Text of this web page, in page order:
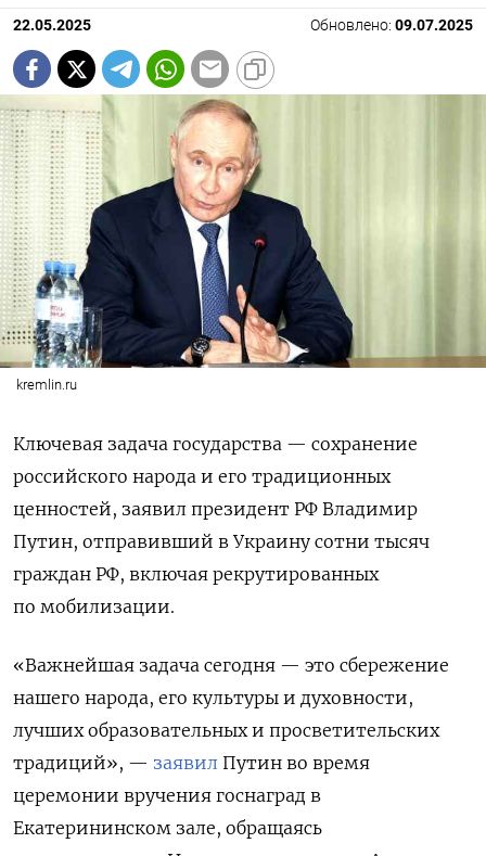
22.05.2025 Обновлено: 09.07.2025
kremlin.ru
Ключевая задача государства — сохранение
российского народа и его традиционных
ценностей, заявил президент РФ Владимир
Путин, отправивший в Украину сотни тысяч
граждан РФ, включая рекрутированных
по мобилизации.
«Важнейшая задача сегодня — это сбережение
нашего народа, его культуры и духовности,
лучших образовательных и просветительских
традиций», — заявил Путин во время
церемонии вручения госнаград в
Екатерининском зале, обращаясь